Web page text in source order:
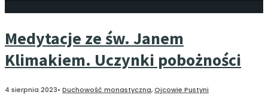
Medytacje ze św. Janem
Klimakiem. Uczynki pobożności
4 sierpnia 2023• Duchowość monastyczna,Ojcowie Pustyni